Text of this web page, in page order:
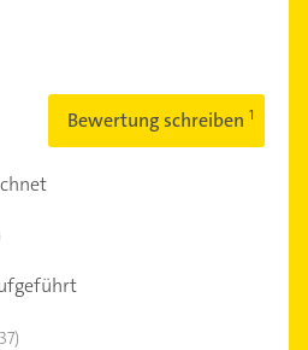
Bewertung schreiben